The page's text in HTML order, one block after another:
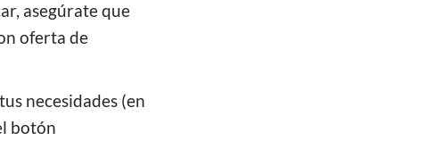
asegúrate que
oferta de
necesidades (en
botón